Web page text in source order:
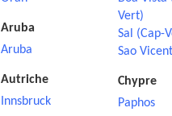
Aruba
Aruba
Autriche
Innsbruck
Vert)
Sal (Cap-
Sao
Chypre
Paphos